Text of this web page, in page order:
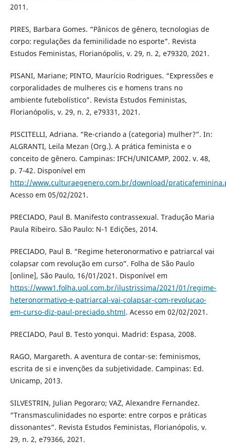
2011.
PIRES, Barbara Gomes. “Pânicos de gênero, tecnologias de
corpo: regulações da feminilidade no esporte”. Revista
Estudos Feministas, Florianópolis, v. 29, n. 2, e79320, 2021.
PISANI, Mariane; PINTO, Maurício Rodrigues. “Expressões e
corporalidades de mulheres cis e homens trans no
ambiente futebolístico”. Revista Estudos Feministas,
Florianópolis, v. 29, n. 2, e79331, 2021.
PISCITELLI, Adriana. “Re-criando a (categoria) mulher?”. In:
ALGRANTI, Leila Mezan (Org.). A prática feminista e o
conceito de gênero. Campinas: IFCH/UNICAMP, 2002. v. 48,
p. 7-42. Disponível em
http://www.culturaegenero.com.br/download/
Acesso em 05/02/2021.
PRECIADO, Paul B. Manifesto contrassexual. Tradução Maria
Paula Ribeiro. São Paulo: N-1 Edições, 2014.
PRECIADO, Paul B. “Regime heteronormativo e patriarcal vai
colapsar com revolução em curso”. Folha de São Paulo
[online], São Paulo, 16/01/2021. Disponível em
https://www1.folha.uol.com.br/ilustrissima/2021/01/regime-
heteronormativo-e-patriarcal-vai-colapsar-com-revolucao-
em-curso-diz-paul-preciado.shtml. Acesso em 02/02/2021.
PRECIADO, Paul B. Testo yonqui. Madrid: Espasa, 2008.
RAGO, Margareth. A aventura de contar-se: feminismos,
escrita de si e invenções da subjetividade. Campinas: Ed.
Unicamp, 2013.
SILVESTRIN, Julian Pegoraro; VAZ, Alexandre Fernandez.
“Transmasculinidades no esporte: entre corpos e práticas
dissonantes”. Revista Estudos Feministas, Florianópolis, v.
29, n. 2, e79366, 2021.